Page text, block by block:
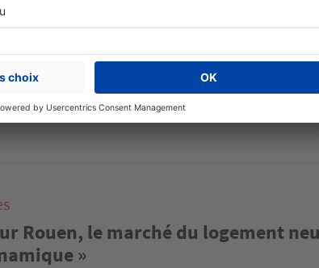
Français veulent acheter un
sur la surface et la localisation, aide des
matériaux qui met les prix des logements neufs en
pour devenir propriétaires...
Rouen, le marché du logement
»